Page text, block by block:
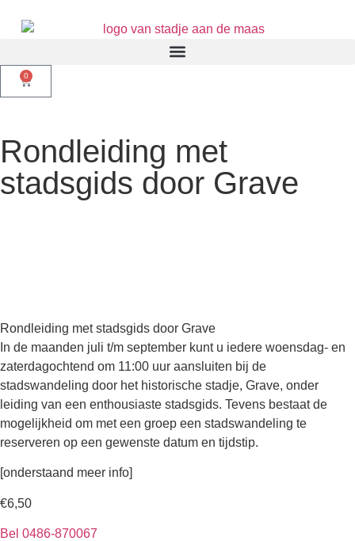
0
Rondleiding met
stadsgids door Grave
Rondleiding met stadsgids door Grave
In de maanden juli t/m september kunt u iedere woensdag- en
zaterdagochtend om 11:00 uur aansluiten bij de
stadswandeling door het historische stadje, Grave, onder
leiding van een enthousiaste stadsgids. Tevens bestaat de
mogelijkheid om met een groep een stadswandeling te
reserveren op een gewenste datum en tijdstip.
[onderstaand meer info]
€6,50
Bel 0486-870067